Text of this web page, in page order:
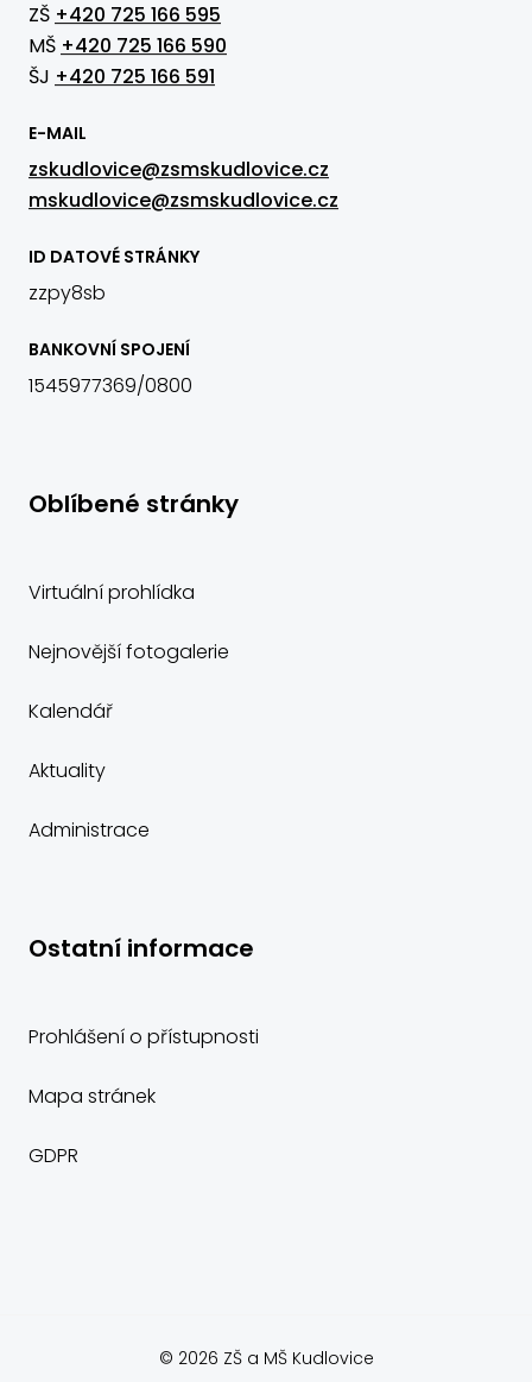
ZŠ +420 725 166 595
MŠ +420 725 166 590
ŠJ +420 725 166 591
E-MAIL
zskudlovice@zsmskudlovice.cz
mskudlovice@zsmskudlovice.cz
ID DATOVÉ STRÁNKY
zzpy8sb
BANKOVNÍ SPOJENÍ
1545977369/0800
Oblíbené stránky
Virtuální prohlídka
Nejnovější fotogalerie
Kalendář
Aktuality
Administrace
Ostatní informace
Prohlášení o přístupnosti
Mapa stránek
GDPR
© 2026 ZŠ a MŠ Kudlovice